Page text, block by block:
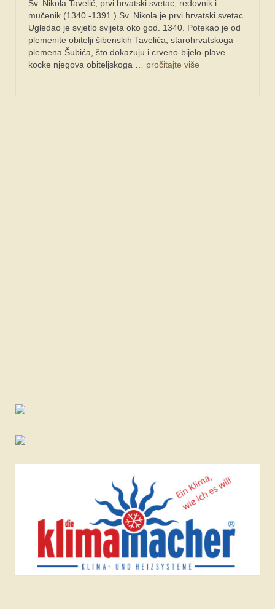
Sv. Nikola Tavelić, prvi hrvatski svetac, redovnik i
mučenik (1340.-1391.) Sv. Nikola je prvi hrvatski svetac.
Ugledao je svjetlo svijeta oko god. 1340. Potekao je od
plemenite obitelji šibenskih Tavelića, starohrvatskoga
plemena Šubića, što dokazuju i crveno-bijelo-plave
kocke njegova obiteljskoga … pročitajte više